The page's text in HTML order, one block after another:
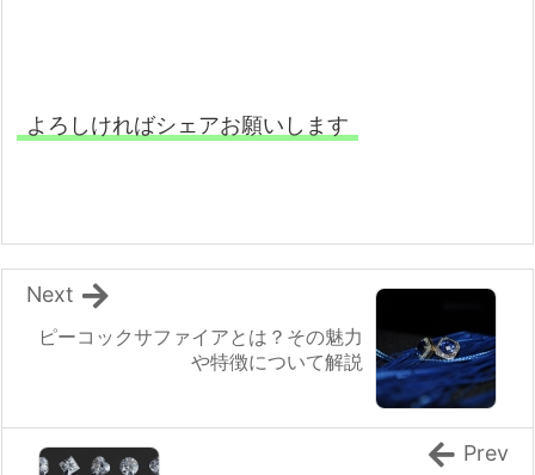
よろしければシェアお願いします
ピーコックサファイアとは？その魅力
や特徴について解説
Next
Prev